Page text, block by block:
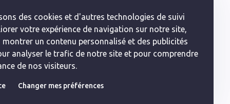
des cookies et d'autres technologies de suivi
votre expérience de navigation sur notre site,
un contenu personnalisé et des publicités
analyser le trafic de notre site et pour comprendre
de nos visiteurs.
Changer mes préférences